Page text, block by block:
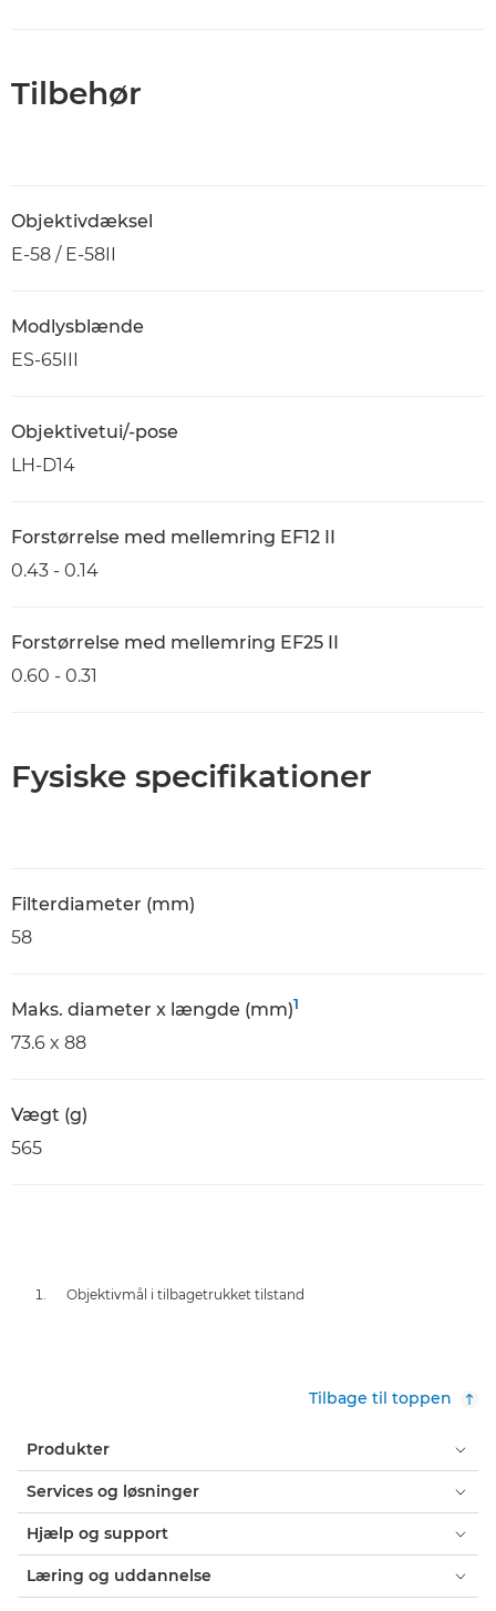
Tilbehør
Objektivdæksel
E-58 / E-58II
Modlysblænde
ES-65III
Objektivetui/-pose
LH-D14
Forstørrelse med mellemring EF12 II
0.43 - 0.14
Forstørrelse med mellemring EF25 II
0.60 - 0.31
Fysiske specifikationer
Filterdiameter (mm)
58
Maks. diameter x længde (mm)1
73.6 x 88
Vægt (g)
565
Objektivmål i tilbagetrukket tilstand
Tilbage til toppen
Produkter
Services og løsninger
Hjælp og support
Læring og uddannelse